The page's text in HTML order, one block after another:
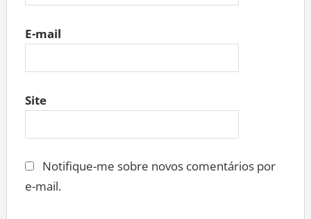
E-mail
Site
Notifique-me sobre novos comentários por
e-mail.